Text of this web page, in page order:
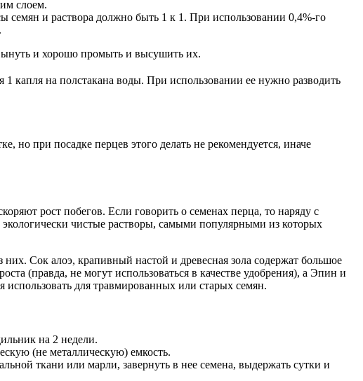
слоем.
семян и раствора должно быть 1 к 1. При использовании 0,4%-го
и хорошо промыть и высушить их.
капля на полстакана воды. При использовании ее нужно разводить
но при посадке перцев этого делать не рекомендуется, иначе
рост побегов. Если говорить о семенах перца, то наряду с
чистые растворы, самыми популярными из которых
Сок алоэ, крапивный настой и древесная зола содержат большое
(правда, не могут использоваться в качестве удобрения), а Эпин и
для травмированных или старых семян.
на 2 недели.
(не металлическую) емкость.
ткани или марли, завернуть в нее семена, выдержать сутки и